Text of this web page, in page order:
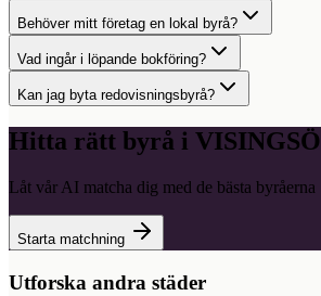
Behöver mitt företag en lokal byrå?
Vad ingår i löpande bokföring?
Kan jag byta redovisningsbyrå?
Hitta rätt byrå i VISINGSÖ
Låt vår AI matcha dig med de bästa byråerna
Starta matchning
Utforska andra städer